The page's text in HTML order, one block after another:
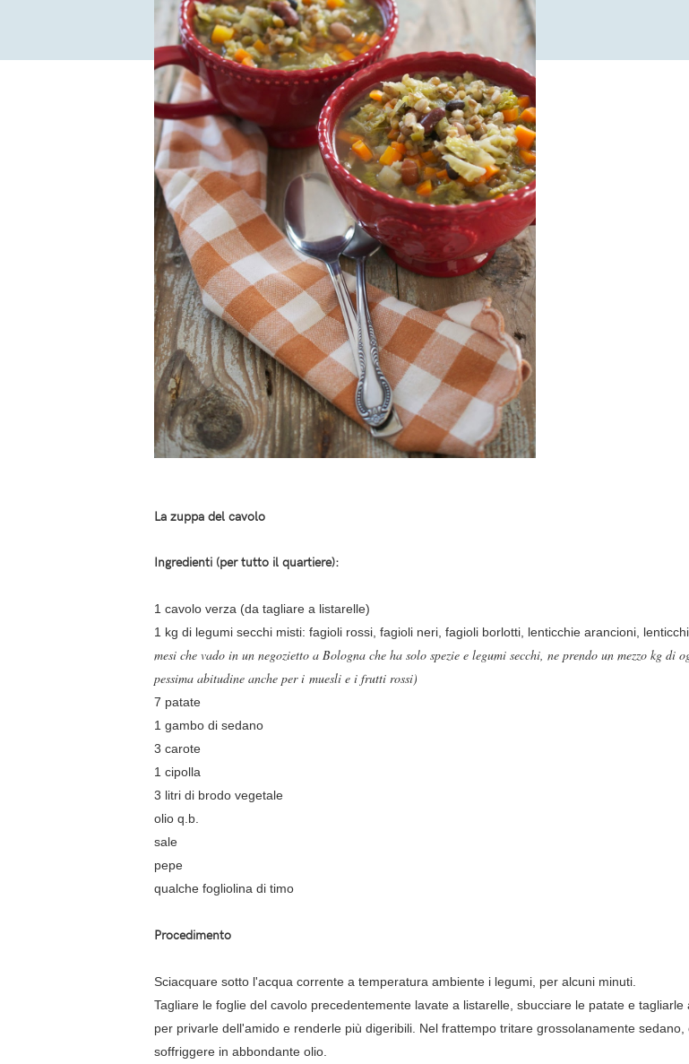
La zuppa del cavolo
Ingredienti (per tutto il quartiere):
1 cavolo verza (da tagliare a listarelle)
1 kg di legumi secchi misti: fagioli rossi, fagioli neri, fagioli borlotti, lenticchie arancioni,
mesi che vado in un negozietto a Bologna che ha solo spezie e legumi secchi, ne prendo un mezzo kg
pessima abitudine anche per i muesli e i frutti rossi)
7 patate
1 gambo di sedano
3 carote
1 cipolla
3 litri di brodo vegetale
olio q.b.
sale
pepe
qualche fogliolina di timo
Procedimento
Sciacquare sotto l'acqua corrente a temperatura ambiente i legumi, per alcuni minuti.
Tagliare le foglie del cavolo precedentemente lavate a listarelle, sbucciare le patate e
per privarle dell'amido e renderle più digeribili. Nel frattempo tritare grossolanamente
soffriggere in abbondante olio.